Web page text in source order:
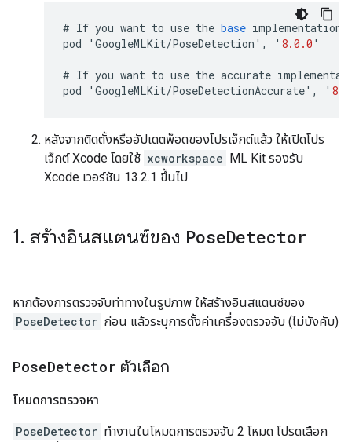
# If you want to use the base implementation
pod
' GoogleMLKit/PoseDetection ' , ' 8.0.0 '
# If you want to use the accurate
pod
' GoogleMLKit/PoseDetectionAccurate' , '
หลังจากติดตั้งหรืออัปเดตพ็อดของโปรเจ็กต์แล้ว ให้เปิดโปร
เจ็กต์ Xcode โดยใช้ xcworkspace ML Kit รองรับ
Xcode เวอร์ชัน 13.2.1 ขึ้นไป
1. สร้างอินสแตนซ์ของ PoseDetector
หากต้องการตรวจจับท่าทางในรูปภาพ ให้สร้างอินสแตนซ์ของ
PoseDetector ก่อน แล้วระบุการตั้งค่าเครื่องตรวจจับ (ไม่บังคับ)
PoseDetector ตัวเลือก
โหมดการตรวจหา
PoseDetector ทำงานในโหมดการตรวจจับ 2 โหมด โปรดเลือก